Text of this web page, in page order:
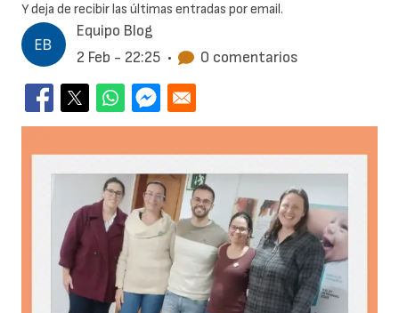
Equipo Blog
2 Feb - 22:25 • 0 comentarios
Y deja de recibir las últimas entradas por email.